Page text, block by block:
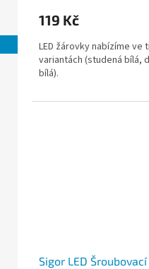
119 Kč
LED žárovky nabízíme ve
variantách (studená bílá,
bílá).
Sigor LED